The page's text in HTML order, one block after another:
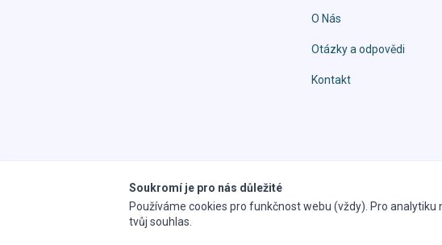
O Nás
Otázky a odpovědi
Kontakt
Všechna práva vyhrazena. Kopírování obrázků a obsahu je zakázáno, obrázky jsou
Copyright © 2026, colorthan.cz realizace
Soukromí je pro nás důležité
Používáme cookies pro funkčnost webu (vždy). Pro
tvůj souhlas.